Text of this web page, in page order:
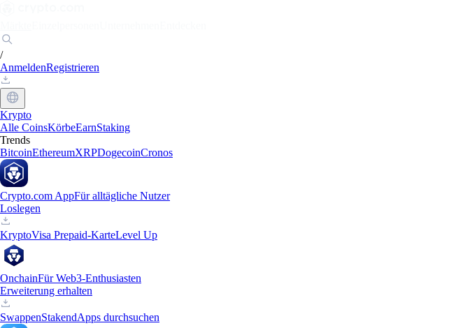
/
AnmeldenRegistrieren
Krypto
Alle CoinsKörbeEarnStaking
Trends
BitcoinEthereumXRPDogecoinCronos
Crypto.com AppFür alltägliche Nutzer
Loslegen
KryptoVisa Prepaid-KarteLevel Up
OnchainFür Web3-Enthusiasten
Erweiterung erhalten
SwappenStakendApps durchsuchen